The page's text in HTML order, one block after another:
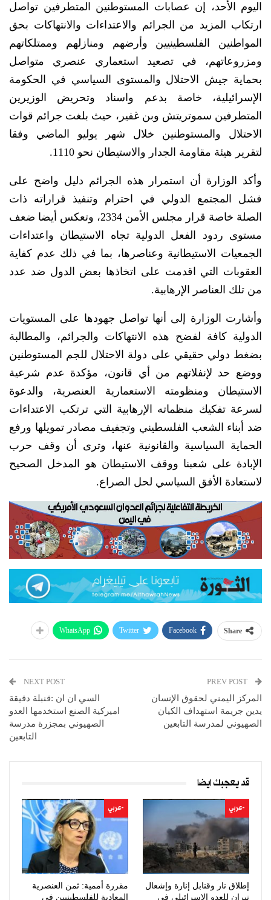
اليوم الأحد، إن عصابات المستوطنين المتطرفين تواصل
ارتكاب المزيد من الجرائم والاعتداءات والانتهاكات بحق
المواطنين الفلسطينيين وأرضهم ومنازلهم وممتلكاتهم
ومزروعاتهم، في تصعيد استعماري عنصري متواصل
بحماية جيش الاحتلال والمستوى السياسي في الحكومة
الإسرائيلية، خاصة بدعم واسناد وتحريض الوزيرين
المتطرفين سموتريتش وبن غفير، حيث بلغت جرائم قوات
الاحتلال والمستوطنين خلال شهر يوليو الماضي وفقا
لتقرير هيئة مقاومة الجدار والاستيطان نحو 1110.
وأكد الوزارة أن استمرار هذه الجرائم دليل واضح على
فشل المجتمع الدولي في احترام وتنفيذ قراراته ذات
الصلة خاصة قرار مجلس الأمن 2334، وتعكس أيضا ضعف
مستوى ردود الفعل الدولية تجاه الاستيطان واعتداءات
الجمعيات الاستيطانية وعناصرها، بما في ذلك عدم كفاية
العقوبات التي اقدمت على اتخاذها بعض الدول ضد عدد
من تلك العناصر الإرهابية.
وأشارت الوزارة إلى أنها تواصل جهودها على المستويات
الدولية كافة لفضح هذه الانتهاكات والجرائم، والمطالبة
بضغط دولي حقيقي على دولة الاحتلال للجم المستوطنين
ووضع حد لإنفلاتهم من أي قانون، مؤكدة عدم شرعية
الاستيطان ومنظومته الاستعمارية العنصرية، والدعوة
لسرعة تفكيك منظماته الإرهابية التي ترتكب الاعتداءات
ضد أبناء الشعب الفلسطيني وتجفيف مصادر تمويلها ورفع
الحماية السياسية والقانونية عنها، وترى أن وقف حرب
الإبادة على شعبنا ووقف الاستيطان هو المدخل الصحيح
لاستعادة الأفق السياسي لحل الصراع.
Share
Facebook
Twitter
WhatsApp
المركز اليمني لحقوق الإنسان
يدين جريمة استهداف الكيان
الصهيوني لمدرسة التابعين
NEXT POST
السي ان ان :قنبلة دقيقة
اميركية الصنع استخدمها العدو
الصهيوني بمجزرة مدرسة
التابعين
قد يعجبك ايضا
-عربي
إطلاق نار وقنابل إنارة وإشعال
نيران للعدو الإسرائيلي في
-عربي
مقررة أممية: ثمن العنصرية
المعادية للفلسطينيين في